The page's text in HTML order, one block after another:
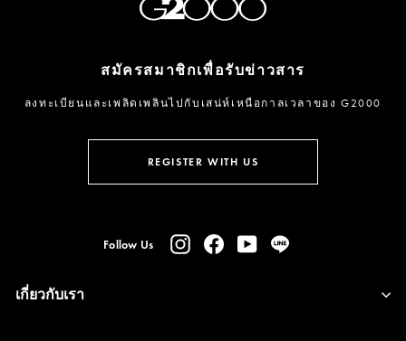
สมัครสมาชิกเพื่อรับข่าวสาร
ลงทะเบียนและเพลิดเพลินไปกับเสน่ห์เหนือกาลเวลาของ G2000
REGISTER WITH US
Follow Us InstagramFacebookYouTubeLine
เกี่ยวกับเรา